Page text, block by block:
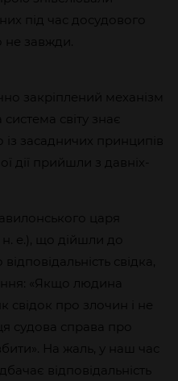
під час досудового
не завжди.
закріплений механізм
світу знає
із засадничих принципів
дії прийшли з давніх-
царя
е.), що дійшли до
свідка,
«Якщо людина
свідок про злочин і не
судова справа про
На жаль, у наш час
відповідальність